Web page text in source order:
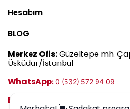
Hesabım
BLOG
Merkez Ofis:Güzeltepe mh.
Üsküdar/İstanbul
WhatsApp:0 (532) 572 94 09
E-posta: